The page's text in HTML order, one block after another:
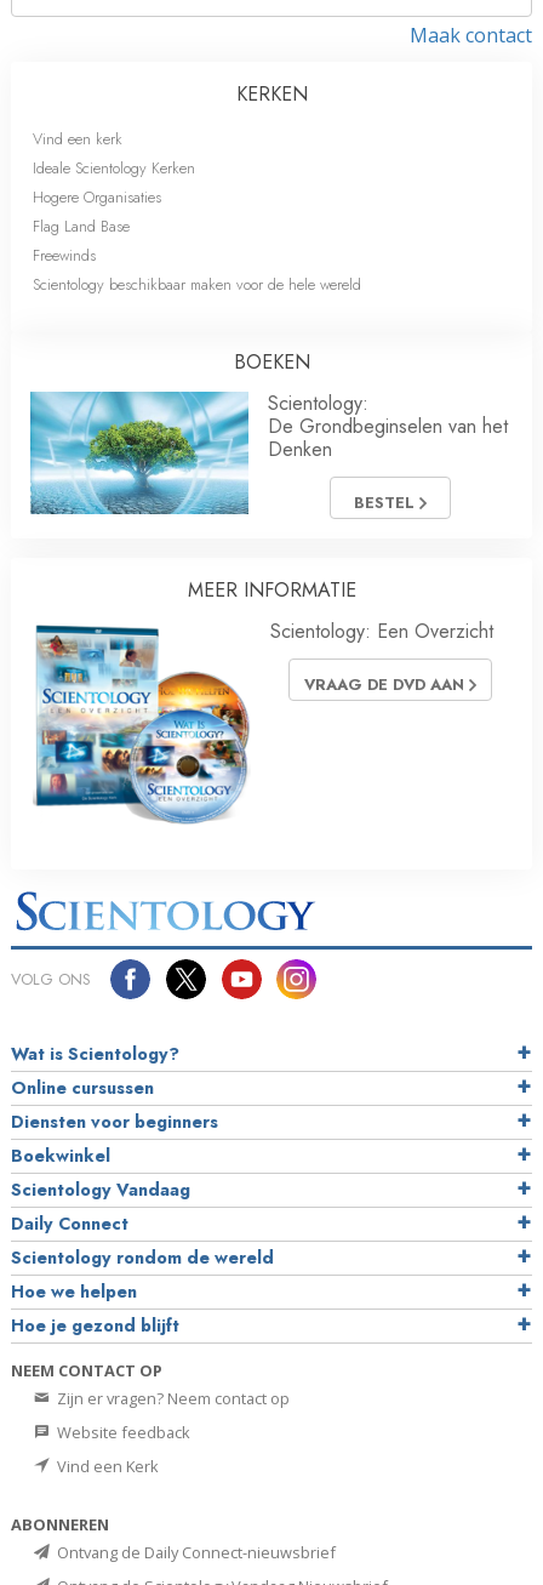
Maak contact
KERKEN
Vind een kerk
Ideale Scientology Kerken
Hogere Organisaties
Flag Land Base
Freewinds
Scientology beschikbaar maken voor de hele wereld
BOEKEN
Scientology:
De Grondbeginselen van het
Denken
BESTEL
MEER INFORMATIE
Scientology: Een Overzicht
VRAAG DE DVD AAN
VOLG ONS
Wat is Scientology?
Online cursussen
Diensten voor beginners
Boekwinkel
Scientology Vandaag
Daily Connect
Scientology rondom de wereld
Hoe we helpen
Hoe je gezond blijft
NEEM CONTACT OP
Zijn er vragen? Neem contact op
Website feedback
Vind een Kerk
ABONNEREN
Ontvang de Daily Connect-nieuwsbrief